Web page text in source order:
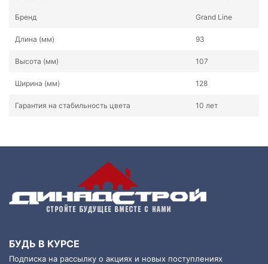
Бренд Grand Line
Длина (мм) 93
Высота (мм) 107
Ширина (мм) 128
Гарантия на стабильность цвета 10 лет
БУДЬ В КУРСЕ
Подписка на рассылку о акциях и новых поступлениях